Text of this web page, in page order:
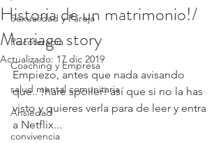
Sexualidad y Pareja
Piscoterapia
Coaching y Empresa
salud mental comunitaria
Ansiedad
convivencia
Historia de un matrimonio!/
Marriage story
Actualizado: 17 dic 2019
Empiezo, antes que nada avisando
que.. !haré spoiler! así que si no la has
visto y quieres verla para de leer y entra
a Netflix...